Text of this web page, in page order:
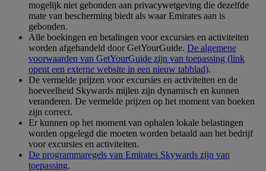
mogelijk niet gebonden aan privacywetgeving die dezelfde
mate van bescherming biedt als waar Emirates aan is
gebonden.
Alle boekingen en betalingen voor excursies en activiteiten
worden afgehandeld door GetYourGuide. De algemene
voorwaarden van GetYourGuide zijn van toepassing (link
opent een externe website in een nieuw tabblad).
De vermelde prijzen voor excursies en activiteiten en de
hoeveelheid Skywards mijlen zijn dynamisch en kunnen
veranderen. De vermelde prijzen op het moment van boeken
zijn correct.
Er kunnen op het moment van ophalen lokale belastingen
worden opgelegd die moeten worden betaald aan het bedrijf
voor excursies en activiteiten.
De programmaregels van Emirates Skywards zijn van
toepassing.